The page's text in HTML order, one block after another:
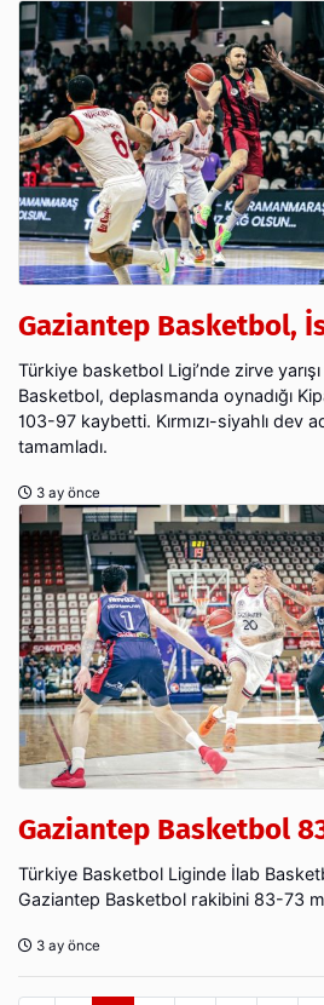
Gaziantep Basketbol,
Türkiye basketbol Ligi’nde zirve
Basketbol, deplasmanda oynadığı
103-97 kaybetti. Kırmızı-siyahlı dev
tamamladı.
3 ay önce
Gaziantep Basketbol
Türkiye Basketbol Liginde İlab
Gaziantep Basketbol rakibini 83-73
3 ay önce